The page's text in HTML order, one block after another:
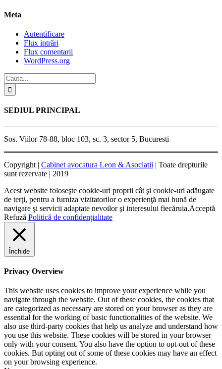
Meta
Autentificare
Flux intrări
Flux comentarii
WordPress.org
SEDIUL PRINCIPAL
Sos. Viilor 78-88, bloc 103, sc. 3, sector 5, Bucuresti
Copyright | Cabinet avocatura Leon & Asociatii | Toate drepturile
sunt rezervate | 2019
Acest website foloseşte cookie-uri proprii cât şi cookie-uri adăugate
de terţi, pentru a furniza vizitatorilor o experienţă mai bună de
navigare şi servicii adaptate nevoilor şi interesului fiecăruia.Acceptă
Refuză Politică de confidențialitate
Închide
Privacy Overview
This website uses cookies to improve your experience while you
navigate through the website. Out of these cookies, the cookies that
are categorized as necessary are stored on your browser as they are
essential for the working of basic functionalities of the website. We
also use third-party cookies that help us analyze and understand how
you use this website. These cookies will be stored in your browser
only with your consent. You also have the option to opt-out of these
cookies. But opting out of some of these cookies may have an effect
on your browsing experience.